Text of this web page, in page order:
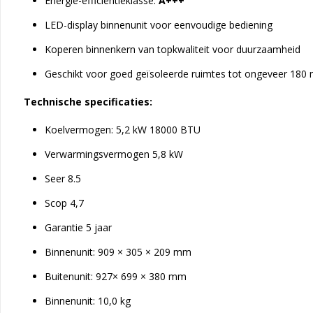
LED-display binnenunit voor eenvoudige bediening
Koperen binnenkern van topkwaliteit voor duurzaamheid
Geschikt voor goed geïsoleerde ruimtes tot ongeveer 180
Technische specificaties:
Koelvermogen: 5,2 kW 18000 BTU
Verwarmingsvermogen 5,8 kW
Seer 8.5
Scop 4,7
Garantie 5 jaar
Binnenunit: 909 × 305 × 209 mm
Buitenunit: 927× 699 × 380 mm
Binnenunit: 10,0 kg